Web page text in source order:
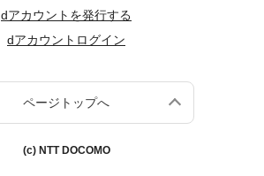
dアカウントを発行する
dアカウントログイン
ページトップへ
(c) NTT DOCOMO